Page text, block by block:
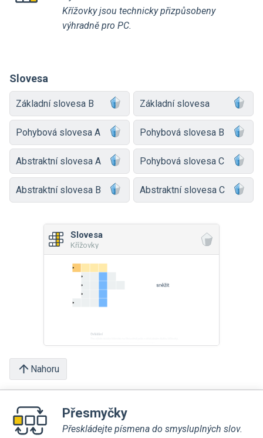
Křížovky jsou technicky přizpůsobeny
výhradně pro PC.
Slovesa
Základní slovesa B Základní slovesa
Pohybová slovesa A Pohybová slovesa B
Abstraktní slovesa A Pohybová slovesa C
Abstraktní slovesa B Abstraktní slovesa C
Slovesa
Křížovky
Nahoru
Přesmyčky
Přeskládejte písmena do smysluplných slov.